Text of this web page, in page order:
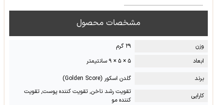
مشخصات محصول
وزن
۲۹ گرم
ابعاد
۵ × ۵ × ۹ سانتیمتر
برند
گلدن اسکور (Golden Score)
کارایی
تقویت رشد ناخن, تقویت کننده پوست, تقویت
کننده مو